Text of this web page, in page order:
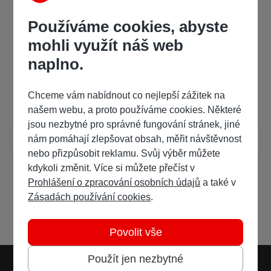
Kategorie
BookUP Humor, satira a komedie Klasická literatura
Často kladené dotazy
Jak poslouchat audioknihy?
Používáme cookies, abyste
mohli využít náš web
naplno.
Chceme vám nabídnout co nejlepší zážitek na
našem webu, a proto používáme cookies. Některé
jsou nezbytné pro správné fungování stránek, jiné
nám pomáhají zlepšovat obsah, měřit návštěvnost
nebo přizpůsobit reklamu. Svůj výběr můžete
kdykoli změnit. Více si můžete přečíst v
Prohlášení o zpracování osobních údajů a také v
Zásadách používání cookies.
Použít jen nezbytné
Povolit vše